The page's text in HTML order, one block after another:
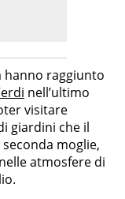
raggiunto
nell’ultimo
visitare
giardini che il
moglie,
atmosfere di